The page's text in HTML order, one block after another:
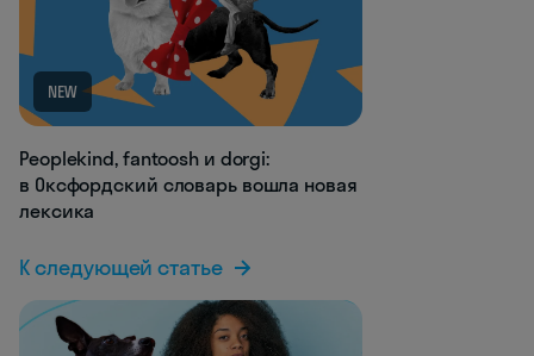
NEW
Peoplekind, fantoosh и dorgi:
в Оксфордский словарь вошла новая
лексика
К следующей статье